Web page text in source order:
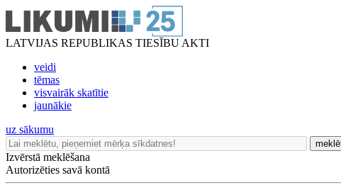
LATVIJAS REPUBLIKAS TIESĪBU AKTI
veidi
tēmas
visvairāk skatītie
jaunākie
uz sākumu
Izvērstā meklēšana
Autorizēties savā kontā